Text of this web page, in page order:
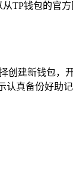
TP钱包的官
创建新钱包，
真备份好助